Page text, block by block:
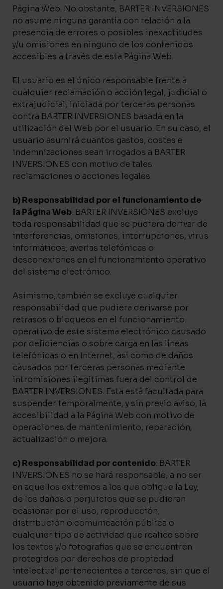
Página Web. No obstante, BARTER INVERSIONES
no asume ninguna garantía con relación a la
presencia de errores o posibles inexactitudes
y/u omisiones en ninguno de los contenidos
accesibles a través de esta Página Web.
El usuario es el único responsable frente a
cualquier reclamación o acción legal, judicial o
extrajudicial, iniciada por terceras personas
contra BARTER INVERSIONES basada en la
utilización del Web por el usuario. En su caso, el
usuario asumirá cuantos gastos, costes e
indemnizaciones sean irrogados a BARTER
INVERSIONES con motivo de tales
reclamaciones o acciones legales.
b) Responsabilidad por el funcionamiento de
la Página Web: BARTER INVERSIONES excluye
toda responsabilidad que se pudiera derivar de
interferencias, omisiones, interrupciones, virus
informáticos, averías telefónicas o
desconexiones en el funcionamiento operativo
del sistema electrónico.
Asimismo, también se excluye cualquier
responsabilidad que pudiera derivarse por
retrasos o bloqueos en el funcionamiento
operativo de este sistema electrónico causado
por deficiencias o sobre carga en las líneas
telefónicas o en Internet, así como de daños
causados por terceras personas mediante
intromisiones ilegitimas fuera del control de
BARTER INVERSIONES. Esta está facultada para
suspender temporalmente, y sin previo aviso, la
accesibilidad a la Página Web con motivo de
operaciones de mantenimiento, reparación,
actualización o mejora.
c) Responsabilidad por contenido: BARTER
INVERSIONES no se hará responsable, a no ser
en aquellos extremos a los que obligue la Ley,
de los daños o perjuicios que se pudieran
ocasionar por el uso, reproducción,
distribución o comunicación pública o
cualquier tipo de actividad que realice sobre
los textos y/o fotografías que se encuentren
protegidos por derechos de propiedad
intelectual pertenecientes a terceros, sin que el
usuario haya obtenido previamente de sus